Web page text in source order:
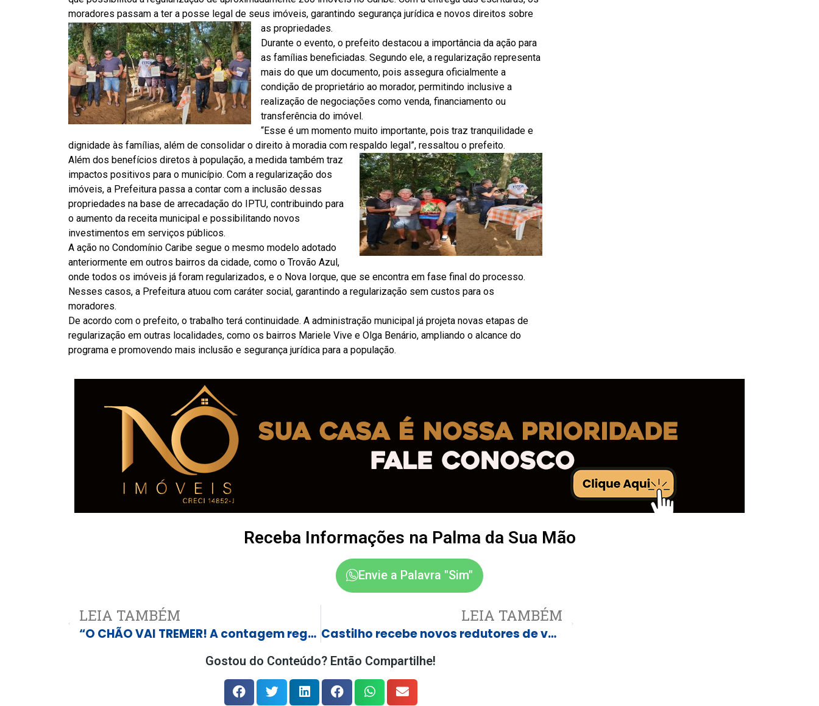
moradores passam a ter a posse legal de seus imóveis, garantindo segurança jurídica e novos direitos sobre
as propriedades.
Durante o evento, o prefeito destacou a importância da ação para
as famílias beneficiadas. Segundo ele, a regularização representa
mais do que um documento, pois assegura oficialmente a
condição de proprietário ao morador, permitindo inclusive a
realização de negociações como venda, financiamento ou
transferência do imóvel.
“Esse é um momento muito importante, pois traz tranquilidade e
dignidade às famílias, além de consolidar o direito à moradia com respaldo legal”, ressaltou o prefeito.
Além dos benefícios diretos à população, a medida também traz
impactos positivos para o município. Com a regularização dos
imóveis, a Prefeitura passa a contar com a inclusão dessas
propriedades na base de arrecadação do IPTU, contribuindo para
o aumento da receita municipal e possibilitando novos
investimentos em serviços públicos.
A ação no Condomínio Caribe segue o mesmo modelo adotado
anteriormente em outros bairros da cidade, como o Trovão Azul,
onde todos os imóveis já foram regularizados, e o Nova Iorque, que se encontra em fase final do processo.
Nesses casos, a Prefeitura atuou com caráter social, garantindo a regularização sem custos para os
moradores.
De acordo com o prefeito, o trabalho terá continuidade. A administração municipal já projeta novas etapas de
regularização em outras localidades, como os bairros Mariele Vive e Olga Benário, ampliando o alcance do
programa e promovendo mais inclusão e segurança jurídica para a população.
Receba Informações na Palma da Sua Mão
Envie a Palavra "Sim"
LEIA TAMBÉM
“O CHÃO VAI TREMER! A contagem regressiva termina dia 7 para a abertura da 30ª Festa do Peão de Castilho.”
LEIA TAMBÉM
Castilho recebe novos redutores de velocidade e manutenção asfáltica em pontos estratégicos
Gostou do Conteúdo? Então Compartilhe!